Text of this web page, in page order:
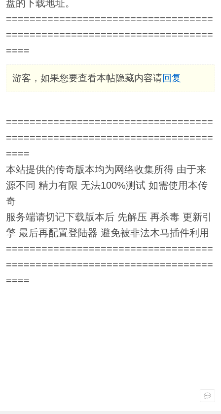
盘的下载地址。
===================================
===================================
====
游客，如果您要查看本帖隐藏内容请回复
===================================
===================================
====
本站提供的传奇版本均为网络收集所得 由于来
源不同 精力有限 无法100%测试 如需使用本传
奇
服务端请切记下载版本后 先解压 再杀毒 更新引
擎 最后再配置登陆器 避免被非法木马插件利用
===================================
===================================
====